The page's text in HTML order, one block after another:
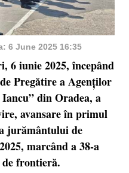
6 June 2025 16:35
6 iunie 2025, începând
Pregătire a Agenților
din Oradea, a
avansare în primul
jurământului de
marcând a 38-a
frontieră.